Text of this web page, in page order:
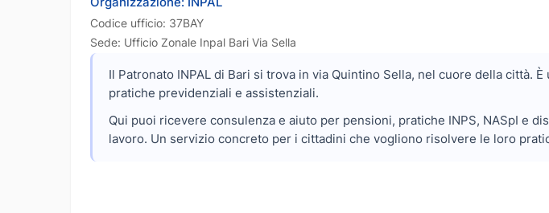
Codice ufficio: 37BAY
Sede: Ufficio Zonale Inpal Bari Via Sella
Il Patronato INPAL di Bari si trova in via Quintino Sella, nel cuore della città.
pratiche previdenziali e assistenziali.
Qui puoi ricevere consulenza e aiuto per pensioni, pratiche INPS, NASpI e
lavoro. Un servizio concreto per i cittadini che vogliono risolvere le loro